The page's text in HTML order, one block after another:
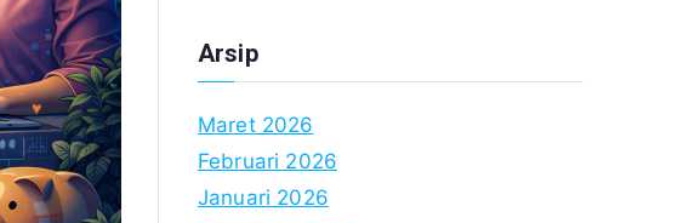
Arsip
Maret 2026
Februari 2026
Januari 2026